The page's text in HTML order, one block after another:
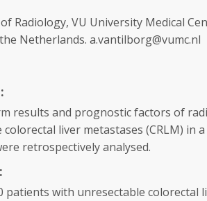
Radiology, VU University Medical
Netherlands. a.vantilborg@vumc.nl
results and prognostic factors of
colorectal liver metastases (CRLM) in
retrospectively analysed.
patients with unresectable colorectal